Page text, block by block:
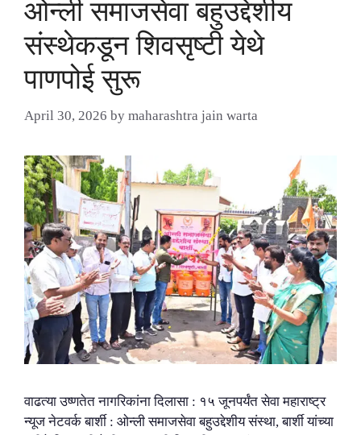
ओन्ली समाजसेवा बहुउद्देशीय
संस्थेकडून शिवसृष्टी येथे
पाणपोई सुरू
April 30, 2026 by maharashtra jain warta
वाढत्या उष्णतेत नागरिकांना दिलासा : १५ जूनपर्यंत सेवा महाराष्ट्र
न्यूज नेटवर्क बार्शी : ओन्ली समाजसेवा बहुउद्देशीय संस्था, बार्शी यांच्या